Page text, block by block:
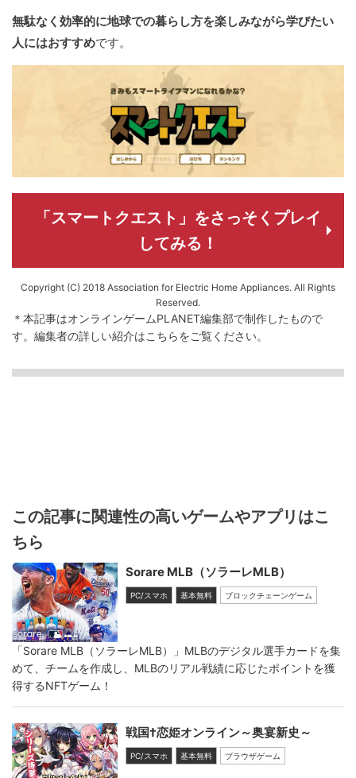
無駄なく効率的に地球での暮らし方を楽しみながら学びたい
人にはおすすめです。
「スマートクエスト」をさっそくプレイ
してみる！
Copyright (C) 2018 Association for Electric Home Appliances. All Rights
Reserved.
＊本記事はオンラインゲームPLANET編集部で制作したもので
す。 編集者の詳しい紹介はこちらをご覧ください。
この記事に関連性の高いゲームやアプリはこ
ちら
Sorare MLB（ソラーレMLB）
PC/スマホ 基本無料 ブロックチェーンゲーム
「Sorare MLB（ソラーレMLB）」MLBのデジタル選手カードを集
めて、チームを作成し、MLBのリアル戦績に応じたポイントを獲
得するNFTゲーム！
戦国†恋姫オンライン～奥宴新史～
PC/スマホ 基本無料 ブラウザゲーム